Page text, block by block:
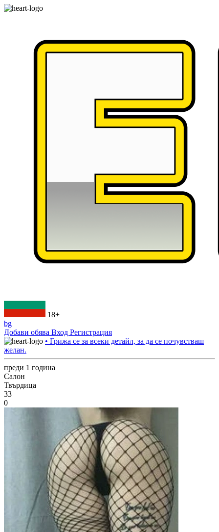
18+
bg
Добави обява Вход Регистрация
• Грижа се за всеки детайл, за да се почувстваш
желан.
преди 1 година
Салон
Твърдица
33
0